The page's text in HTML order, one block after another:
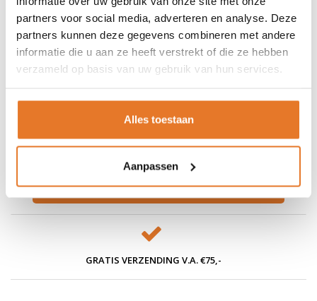
partners voor social media, adverteren en analyse. Deze
partners kunnen deze gegevens combineren met andere
informatie die u aan ze heeft verstrekt of die ze hebben
verzameld op basis van uw gebruik van hun services.
Alles toestaan
Aanpassen
6,43 OP VOORRAAD
TOEVOEGEN AAN WINKELWAGEN
ribbelschroef
Nog niet gewaardeerd
TOEVOEGEN AAN WINKELWAGEN
GRATIS VERZENDING V.A. €75,-